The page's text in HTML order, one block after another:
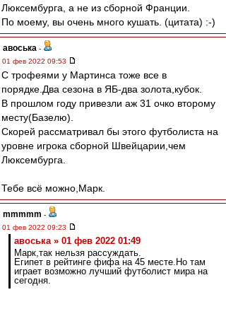
Люксембурга, а не из сборной Франции.
По моему, вы очень много кушать. (цитата) :-)
авоська -
01 фев 2022 09:53
С трофеями у Мартинса тоже все в
порядке.Два сезона в ЯБ-два золота,кубок.
В прошлом году привезли аж 31 очко второму
месту(Базелю).
Скорей рассматривал бы этого футболиста на
уровне игрока сборной Швейцарии,чем
Люксембурга.
Тебе всё можно,Марк.
mmmmm -
01 фев 2022 09:23
авоська » 01 фев 2022 01:49
Марк,так нельзя рассуждать.
Египет в рейтинге фифа на 45 месте.Но там
играет возможно лучший футболист мира на
сегодня.